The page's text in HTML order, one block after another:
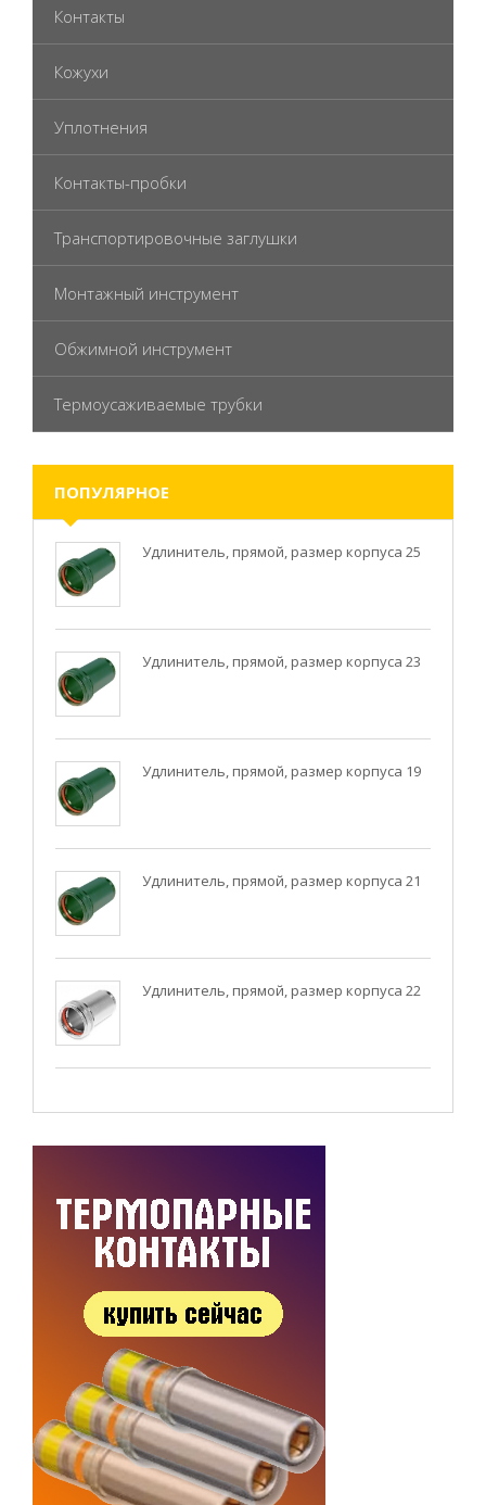
Контакты
Кожухи
Уплотнения
Контакты-пробки
Транспортировочные заглушки
Монтажный инструмент
Обжимной инструмент
Термоусаживаемые трубки
ПОПУЛЯРНОЕ
Удлинитель, прямой, размер корпуса 25
Удлинитель, прямой, размер корпуса 23
Удлинитель, прямой, размер корпуса 19
Удлинитель, прямой, размер корпуса 21
Удлинитель, прямой, размер корпуса 22